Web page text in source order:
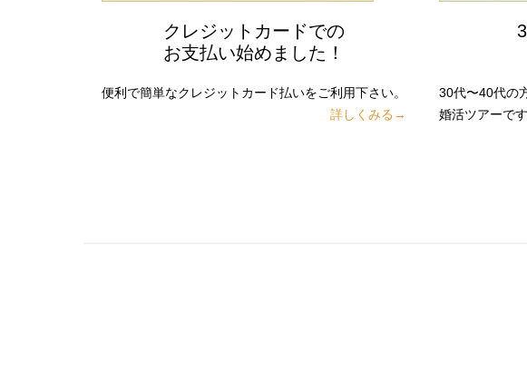
クレジットカードでの
お支払い始めました！
便利で簡単なクレジットカード払いをご利用下さい。
詳しくみる→
30代〜40代の
婚活ツアーです